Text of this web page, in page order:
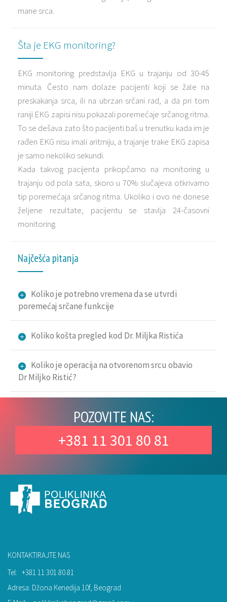
mane srca.
Šta je EKG monitoring?
EKG monitoring predstavlja EKG u trajanju od 30-45
minuta. Često nam dolaze pacijenti koji se žale na
preskakanja srca, ili na ubrzan srčani rad, a da pri tom
raniji EKG zapisi nisu pokazali poremećaje srčanog ritma.
To se dešava zato što pacijenti baš u trenutku kada im je
rađen EKG nisu imali aritmiju, a trajanje trake EKG zapisa
je samo nekoliko sekundi.
Kada takvog pacijenta prikopčamo na monitoring u
trajanju od pola sata, skoro u 70% slučajeva otkrivamo
tip poremećaja srčanog ritma. Ukoliko i ovo ne donese
željene rezultate, pacijentu se stavlja 24-časovni
monitoring.
Najčešća pitanja
Koliko je potrebno vremena da se utvrdi
poremećaj srčane funkcije
Koliko košta pregled kod Dr. Miljka Ristića
Koliko je operacija na otvorenom srcu obavio
Dr Miljko Ristić?
POZOVITE NAS:
+381 11 301 80 81
KONTAKTIRAJTE NAS
Tel: +381 11 301 80 81
Adresa: Džona Kenedija 10f, Beograd